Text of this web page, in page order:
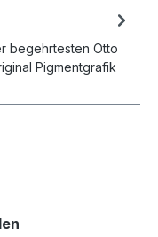
begehrtesten Otto
Pigmentgrafik